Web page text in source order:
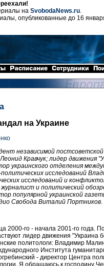
на SvobodaNews.ru.
опубликованные до 16
на Украине
независимой постсоветской
Кравчук; лидер движения
украинского отделения
исследований
исследований и
журналист и политический
популярной украинской
Свобода Виталий Портников.
2000-го - начала 2001-го года.
лидер движения "Украина
политологи: Владимир
Института
- директор Центра
Я обращаюсь к господину